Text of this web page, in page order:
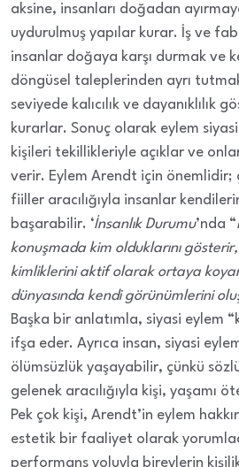
aksine, insanları doğadan
uydurulmuş yapılar kurar. İş ve
insanlar doğaya karşı durmak ve
döngüsel taleplerinden ayrı
seviyede kalıcılık ve dayanıklılık
kurarlar. Sonuç olarak eylem
kişileri tekillikleriyle açıklar ve
verir. Eylem Arendt için önemlidir;
fiiller aracılığıyla insanlar
başarabilir. ‘İnsanlık Durumu’nda “
konuşmada kim olduklarını
kimliklerini aktif olarak ortaya
dünyasında kendi görünümlerini
Başka bir anlatımla, siyasi eylem
ifşa eder. Ayrıca insan, siyasi
ölümsüzlük yaşayabilir, çünkü
gelenek aracılığıyla kişi, yaşamı
Pek çok kişi, Arendt’in eylem
estetik bir faaliyet olarak
performans yoluyla bireylerin